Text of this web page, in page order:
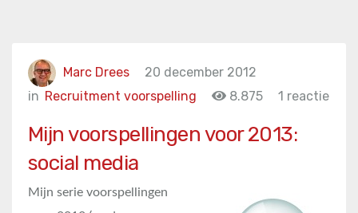
Marc Drees
20 december 2012
in Recruitment voorspelling 8.875 1 reactie
Mijn voorspellingen voor 2013:
social media
Mijn serie voorspellingen